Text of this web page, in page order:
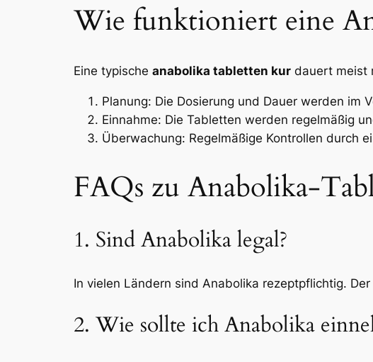
Wie funktioniert eine
Eine typische anabolika tabletten kur dauert meist
Planung: Die Dosierung und Dauer werden im
Einnahme: Die Tabletten werden regelmäßig
Überwachung: Regelmäßige Kontrollen durch
FAQs zu Anabolika-
1. Sind Anabolika legal?
In vielen Ländern sind Anabolika rezeptpflichtig.
2. Wie sollte ich Anabolika